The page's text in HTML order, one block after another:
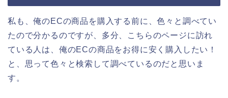
私も、俺のECの商品を購入する前に、色々と調べてい
たので分かるのですが、多分、こちらのページに訪れ
ている人は、俺のECの商品をお得に安く購入したい！
と、思って色々と検索して調べているのだと思いま
す。